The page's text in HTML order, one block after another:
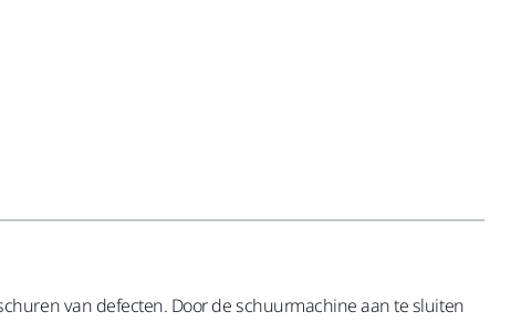
van defecten. Door de schuurmachine aan te sluiten